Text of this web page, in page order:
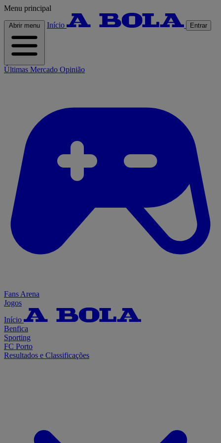
Menu principal
Abrir menu Início Entrar
Últimas Mercado Opinião
Fans Arena
Jogos
Início
Benfica
Sporting
FC Porto
Resultados e Classificações